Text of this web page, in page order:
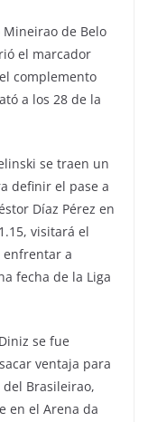
de Belo
el marcador
complemento
a los 28 de la
se traen un
definir el pase a
Díaz Pérez en
visitará el
enfrentar a
fecha de la Liga
se fue
ventaja para
del Brasileirao,
en el Arena da